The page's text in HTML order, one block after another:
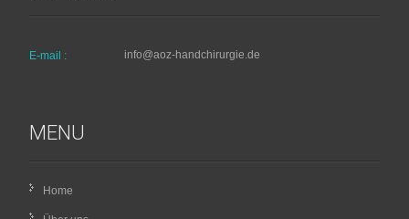
E-mail : info@aoz-handchirurgie.de
MENU
Home